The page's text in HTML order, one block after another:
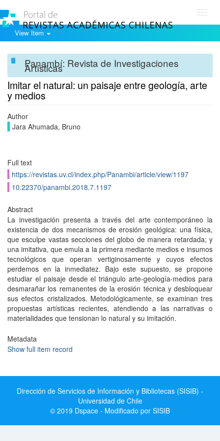
View Item
Panambí: Revista de Investigaciones
Artísticas
Imitar el natural: un paisaje entre geología, arte
y medios
Author
Jara Ahumada, Bruno
Full text
https://revistas.uv.cl/index.php/Panambi/article/view/1197
10.22370/panambi.2018.7.1197
Abstract
La investigación presenta a través del arte contemporáneo la
existencia de dos mecanismos de erosión geológica: una física,
que esculpe vastas secciones del globo de manera retardada; y
una imitativa, que emula a la primera mediante medios e insumos
tecnológicos que operan vertiginosamente y cuyos efectos
perdemos en la inmediatez. Bajo este supuesto, se propone
estudiar el paisaje desde el triángulo arte-geología-medios para
desmarañar los remanentes de la erosión técnica y desbloquear
sus efectos cristalizados. Metodológicamente, se examinan tres
propuestas artísticas recientes, atendiendo a las narrativas o
materialidades que tensionan lo natural y su imitación.
Metadata
Show full item record
Dirección de Servicios de Información y Bibliotecas (SISIB) -
Universidad de Chile
© 2019 Dspace - Modificado por SISIB